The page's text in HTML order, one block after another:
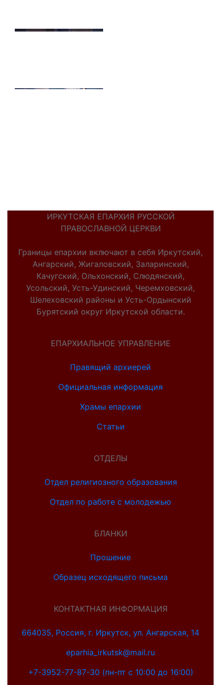
ИРКУТСКАЯ ЕПАРХИЯ РУССКОЙ
ПРАВОСЛАВНОЙ ЦЕРКВИ
Границы епархии включают в себя Иркутский,
Ангарский, Жигаловский, Заларинский,
Качугский, Ольхонский, Слюдянский,
Усольский, Усть-Удинский, Черемховский,
Шелеховский районы и Усть-Ордынский
Бурятский округ Иркутской области.
ЕПАРХИАЛЬНОЕ УПРАВЛЕНИЕ
Правящий архиерей
Официальная информация
Храмы епархии
Статьи
ОТДЕЛЫ
Отдел религиозного образования
Отдел по работе с молодежью
БЛАНКИ
Прошение
Образец исходящего письма
КОНТАКТНАЯ ИНФОРМАЦИЯ
664035, Россия, г. Иркутск, ул. Ангарская, 14
eparhia_irkutsk@mail.ru
+7-3952-77-87-30 (пн-пт с 10:00 до 16:00)